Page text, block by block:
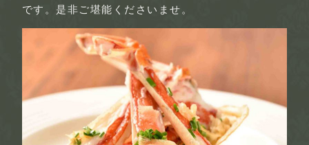
です。是非ご堪能くださいませ。